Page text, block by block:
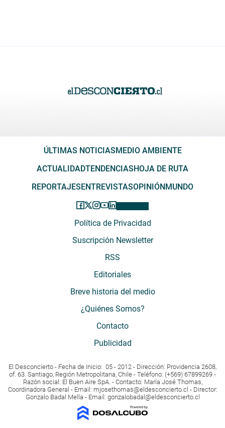
ÚLTIMAS NOTICIAS MEDIO AMBIENTE
ACTUALIDADTENDENCIAS HOJA DE RUTA
REPORTAJES ENTREVISTASOPINIÓN MUNDO
Política de Privacidad
Suscripción Newsletter
RSS
Editoriales
Breve historia del medio
¿Quiénes Somos?
Contacto
Publicidad
El Desconcierto - Fecha de Inicio: 05 - 2012 - Dirección: Providencia 2608,
of. 63. Santiago, Región Metropolitana, Chile - Teléfono: (+569) 67899269 -
Razón social: El Buen Aire SpA. - Contacto: María José Thomas,
Coordinadora General - Email: mjosethomas@eldesconcierto.cl - Director:
Gonzalo Badal Mella - Email: gonzalobadal@eldesconcierto.cl